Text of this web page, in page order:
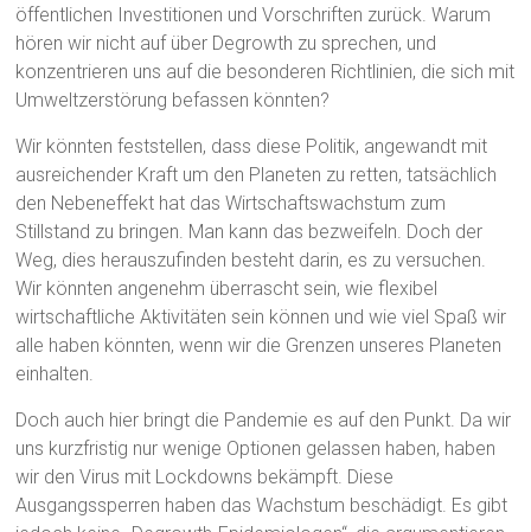
öffentlichen Investitionen und Vorschriften zurück. Warum
hören wir nicht auf über Degrowth zu sprechen, und
konzentrieren uns auf die besonderen Richtlinien, die sich mit
Umweltzerstörung befassen könnten?
Wir könnten feststellen, dass diese Politik, angewandt mit
ausreichender Kraft um den Planeten zu retten, tatsächlich
den Nebeneffekt hat das Wirtschaftswachstum zum
Stillstand zu bringen. Man kann das bezweifeln. Doch der
Weg, dies herauszufinden besteht darin, es zu versuchen.
Wir könnten angenehm überrascht sein, wie flexibel
wirtschaftliche Aktivitäten sein können und wie viel Spaß wir
alle haben könnten, wenn wir die Grenzen unseres Planeten
einhalten.
Doch auch hier bringt die Pandemie es auf den Punkt. Da wir
uns kurzfristig nur wenige Optionen gelassen haben, haben
wir den Virus mit Lockdowns bekämpft. Diese
Ausgangssperren haben das Wachstum beschädigt. Es gibt